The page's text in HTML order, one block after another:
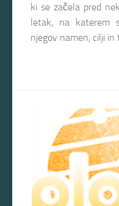
ki se začela pred
letak, na katerem
njegov namen, cilji in